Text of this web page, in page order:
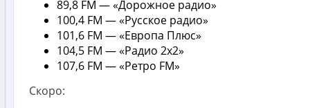
89,8 FM — «Дорожное радио»
100,4 FM — «Русское радио»
101,6 FM — «Европа Плюс»
104,5 FM — «Радио 2х2»
107,6 FM — «Ретро FM»
Скоро: